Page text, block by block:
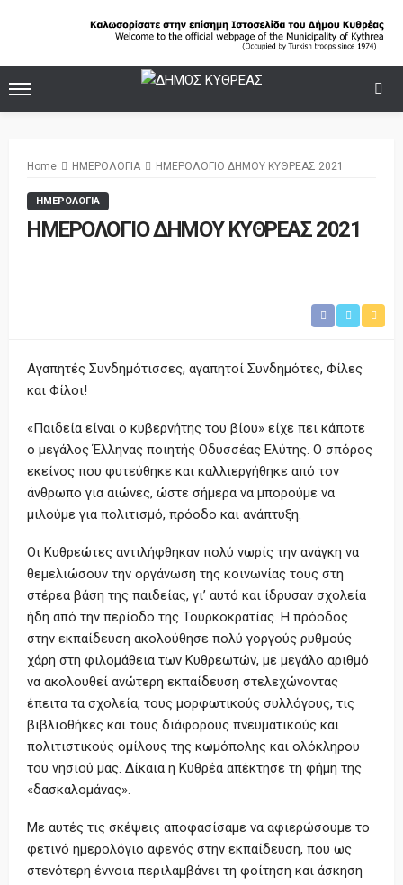
Home ΗΜΕΡΟΛΟΓΙΑ ΗΜΕΡΟΛΟΓΙΟ ΔΗΜΟΥ ΚΥΘΡΕΑΣ 2021
ΗΜΕΡΟΛΟΓΙΑ
ΗΜΕΡΟΛΟΓΙΟ ΔΗΜΟΥ ΚΥΘΡΕΑΣ 2021
Αγαπητές Συνδημότισσες, αγαπητοί Συνδημότες, Φίλες
και Φίλοι!
«Παιδεία είναι ο κυβερνήτης του βίου» είχε πει κάποτε
ο μεγάλος Έλληνας ποιητής Οδυσσέας Ελύτης. Ο σπόρος
εκείνος που φυτεύθηκε και καλλιεργήθηκε από τον
άνθρωπο για αιώνες, ώστε σήμερα να μπορούμε να
μιλούμε για πολιτισμό, πρόοδο και ανάπτυξη.
Οι Κυθρεώτες αντιλήφθηκαν πολύ νωρίς την ανάγκη να
θεμελιώσουν την οργάνωση της κοινωνίας τους στη
στέρεα βάση της παιδείας, γι’ αυτό και ίδρυσαν σχολεία
ήδη από την περίοδο της Τουρκοκρατίας. Η πρόοδος
στην εκπαίδευση ακολούθησε πολύ γοργούς ρυθμούς
χάρη στη φιλομάθεια των Κυθρεωτών, με μεγάλο αριθμό
να ακολουθεί ανώτερη εκπαίδευση στελεχώνοντας
έπειτα τα σχολεία, τους μορφωτικούς συλλόγους, τις
βιβλιοθήκες και τους διάφορους πνευματικούς και
πολιτιστικούς ομίλους της κωμόπολης και ολόκληρου
του νησιού μας. Δίκαια η Κυθρέα απέκτησε τη φήμη της
«δασκαλομάνας».
Με αυτές τις σκέψεις αποφασίσαμε να αφιερώσουμε το
φετινό ημερολόγιο αφενός στην εκπαίδευση, που ως
στενότερη έννοια περιλαμβάνει τη φοίτηση και άσκηση